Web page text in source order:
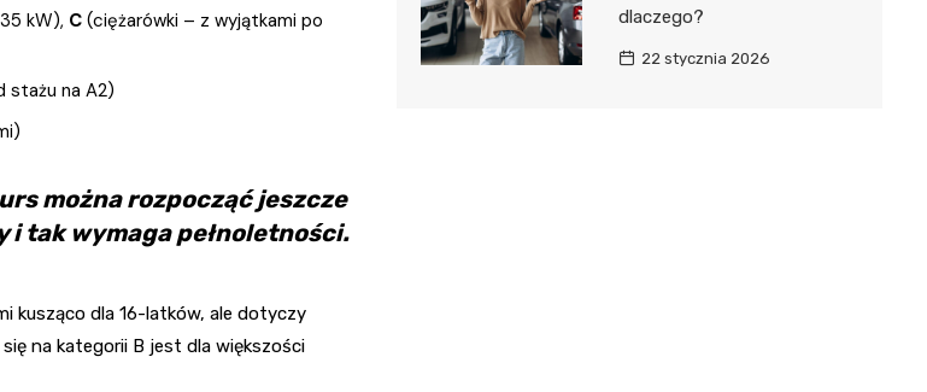
kW), C (ciężarówki – z wyjątkami po
stażu na A2)
można rozpocząć jeszcze
i tak wymaga pełnoletności.
kusząco dla 16-latków, ale dotyczy
na kategorii B jest dla większości
dlaczego?
22 stycznia 2026